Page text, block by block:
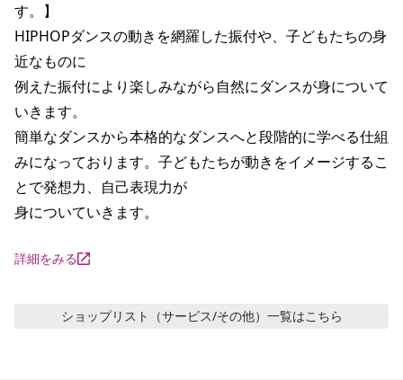
す。】
HIPHOPダンスの動きを網羅した振付や、子どもたちの身
近なものに
例えた振付により楽しみながら自然にダンスが身について
いきます。
簡単なダンスから本格的なダンスへと段階的に学べる仕組
みになっております。子どもたちが動きをイメージするこ
とで発想力、自己表現力が
身についていきます。
詳細をみる
ショップリスト（サービス/その他） 一覧はこちら